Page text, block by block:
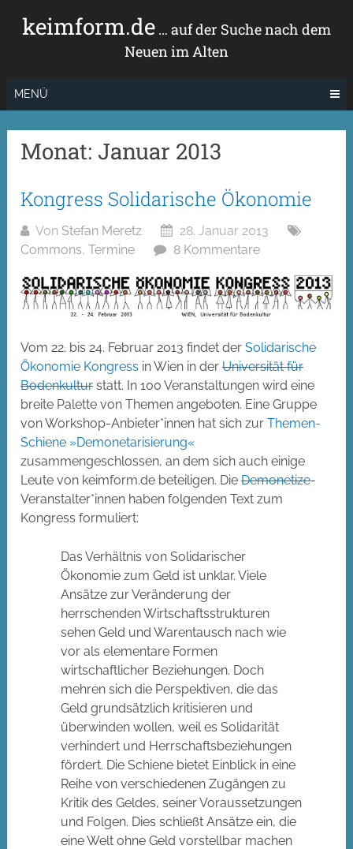
Inhaltkeimform.de… auf der Suche nach dem
Neuen im Alten
MENÜ
Monat: Januar 2013
Kongress Solidarische Ökonomie
Von Stefan Meretz
28. Januar 2013
Commons,Termine 8 Kommentare
Vom 22. bis 24. Februar 2013 findet derSolidarische
Ökonomie Kongress in Wien in derUniversität für
Bodenkulturstatt. In 100 Veranstaltungen wird eine
breite Palette von Themen angeboten. Eine Gruppe
von Workshop-Anbieter*innen hat sich zurThemen-
Schiene »Demonetarisierung«
zusammengeschlossen, an dem sich auch einige
Leute von keimform.de beteiligen. DieDemonetize-
Veranstalter*innen haben folgenden Text zum
Kongress formuliert:
Das Verhältnis von Solidarischer
Ökonomie zum Geld ist unklar. Viele
Ansätze zur Veränderung der
herrschenden Wirtschaftsstrukturen
sehen Geld und Warentausch nach wie
vor als elementare Formen
wirtschaftlicher Beziehungen. Doch
mehren sich die Perspektiven, die das
Geld grundsätzlich kritisieren und
überwinden wollen, weil es Solidarität
verhindert und Herrschaftsbeziehungen
fördert. Die Schiene bietet Einblick in eine
Reihe von verschiedenen Zugängen zu
Kritik des Geldes, seiner Voraussetzungen
und Folgen. Dies schließt Ansätze ein, die
eine Welt ohne Geld vorstellbar machen